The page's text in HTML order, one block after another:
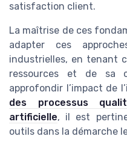
satisfaction client.
La maîtrise de ces
adapter ces
industrielles, en tenant
ressources et de sa
approfondir l’impact de
des processus
artificielle, il est
outils dans la démarche